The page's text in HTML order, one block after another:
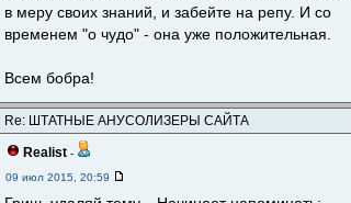
в меру своих знаний, и забейте на репу. И со
временем "о чудо" - она уже положительная.
Всем бобра!
Re: ШТАТНЫЕ АНУСОЛИЗЕРЫ САЙТА
Realist -
09 июл 2015, 20:59